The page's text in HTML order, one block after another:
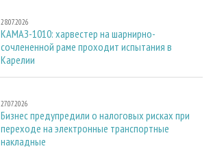
28.07.2026
КАМАЗ-1010: харвестер на шарнирно-
сочлененной раме проходит испытания в
Карелии
27.07.2026
Бизнес предупредили о налоговых рисках при
переходе на электронные транспортные
накладные